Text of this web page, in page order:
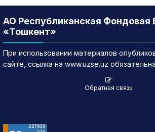
АО Республиканская Фондовая
«Тошкент»
При использовании материалов
сайте, ссылка на www.uzse.uz
Обратная связь